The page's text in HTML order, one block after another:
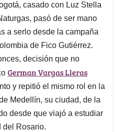
d
s
casado con Luz Stella
pasó de ser mano
a serlo desde la campaña
de Fico Gutiérrez.
decisión que no
German Vargas Lleras
y repitió el mismo rol en la
Medellín, su ciudad, de la
desde que viajó a estudiar
del Rosario.